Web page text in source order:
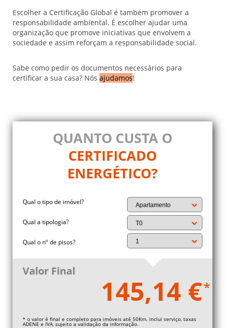
Escolher a Certificação Global é também promover a
responsabilidade ambiental. É escolher ajudar uma
organização que promove iniciativas que envolvem a
sociedade e assim reforçam a responsabilidade social.
Sabe como pedir os documentos necessários para
certificar a sua casa? Nós ajudamos!
QUANTO CUSTA O
CERTIFICADO
ENERGÉTICO?
Qual o tipo de imóvel?
Qual a tipologia?
Qual o nº de pisos?
Valor Final
145,14 €*
* o valor é final e completo para imóveis até 50Km. Inclui serviço, taxas
ADENE e IVA, sujeito a validação da informação.